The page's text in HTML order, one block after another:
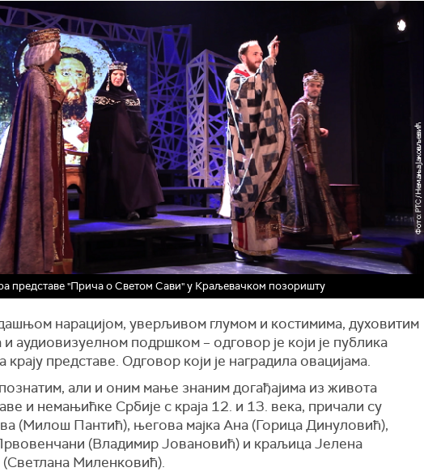
представе "Прича о Светом Сави" у Краљевачком позоришту
нарацијом, уверљивом глумом и костимима, духовитим
и аудиовизуелном подршком – одговор је који је публика
крају представе. Одговор који је наградила овацијама.
али и оним мање знаним догађајима из живота
и немањићке Србије с краја 12. и 13. века, причали су
(Милош Пантић), његова мајка Ана (Горица Динуловић),
(Владимир Јовановић) и краљица Јелена
(Светлана Миленковић).